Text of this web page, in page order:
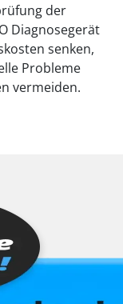
der
Diagnosegerät
senken,
Probleme
vermeiden.